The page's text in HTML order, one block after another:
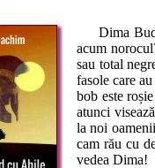
Dima
acum
sau total
fasole care
bob este
atunci
la noi
cam rău cu
vedea Dima!